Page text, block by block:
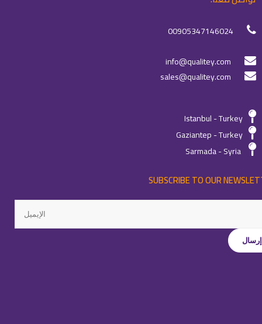
00905347146024
info@qualitey.com
sales@qualitey.com
Istanbul - Turkey
Gaziantep - Turkey
Sarmada - Syria
SUBSCRIBE TO OUR